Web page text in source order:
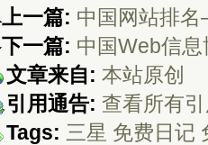
上一篇: 中国网站排
下一篇: 中国Web信
文章来自: 本站原创
引用通告: 查看所有
Tags: 三星 免费日记